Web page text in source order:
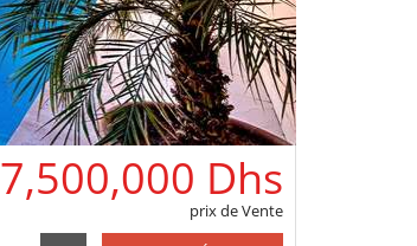
7,500,000 Dhs
prix de Vente